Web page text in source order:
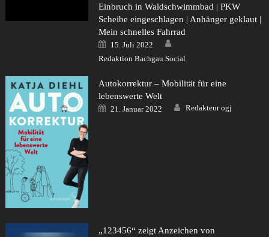
Einbruch in Waldschwimmbad | PKW
Scheibe eingeschlagen | Anhänger geklaut |
Mein schnelles Fahrrad
Posted
on
15. Juli 2022
Redaktion Bachgau.Social
Autokorrektur – Mobilität für eine
lebenswerte Welt
Posted
on
21. Januar 2022 Author
Redakteur ogj
„123456“ zeigt Anzeichen von